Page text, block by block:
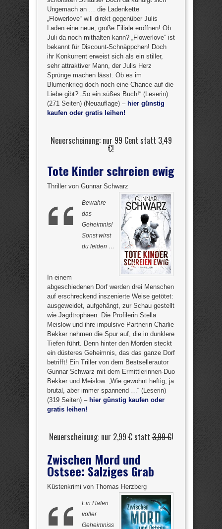
Ungemach an … die Ladenkette
„Flowerlove“ will direkt gegenüber Julis
Laden eine neue, große Filiale eröffnen! Ob
Juli da noch mithalten kann? „Flowerlove“ ist
bekannt für Discount-Schnäppchen! Doch
ihr Konkurrent erweist sich als ein stiller,
sehr attraktiver Mann, der Julis Herz
Sprünge machen lässt. Ob es im
Blumenkrieg doch noch eine Chance auf die
Liebe gibt? „So ein süßes Buch!“ (Leserin)
(271 Seiten) (Neuauflage) – hier günstig
kaufen oder gratis leihen!
Neuerscheinung: nur 99 Cent statt3,49
€!
Tote Kinder schreien ewig
Thriller von Gunnar Schwarz
Bewahre
das
Geheimnis!
Sonst wirst
du leiden …
In einem
abgeschiedenen Dorf werden drei Menschen
auf erschreckend inszenierte Weise getötet:
ausgeweidet, aufgehängt, zur Schau gestellt
wie Jagdtrophäen. Die Profilerin Stella
Meislow und ihre impulsive Partnerin Charlie
Bekker nehmen die Spur auf, die in dunklere
Tiefen führt. Denn hinter den Morden steckt
ein düsteres Geheimnis, das das ganze Dorf
betrifft! Ein Triller von dem Bestsellerautor
Gunnar Schwarz mit dem Ermittlerinnen-Duo
Bekker und Meislow. „Wie gewohnt heftig, ja
brutal, aber immer spannend …“ (Leserin)
(319 Seiten) – hier günstig kaufen oder
gratis leihen!
Neuerscheinung: nur 2,99 € statt3,99 €!
Zwischen Mord und
Ostsee: Salziges Grab
Küstenkrimi von Thomas Herzberg
Ein Hafen
voller
Geheimniss